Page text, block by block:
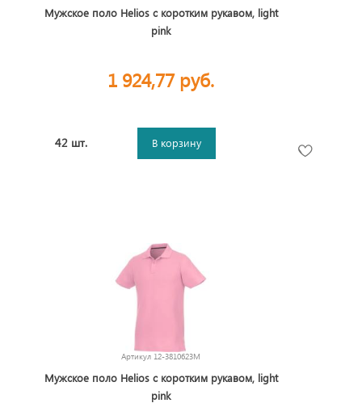
Мужское поло Helios с коротким рукавом, light
pink
1 924,77 руб.
42 шт. В корзину
Артикул 12-3810623M
Мужское поло Helios с коротким рукавом, light
pink